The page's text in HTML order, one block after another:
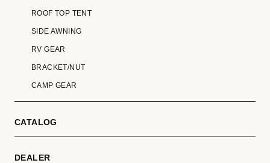
ROOF TOP TENT
SIDE AWNING
RV GEAR
BRACKET/NUT
CAMP GEAR
CATALOG
DEALER